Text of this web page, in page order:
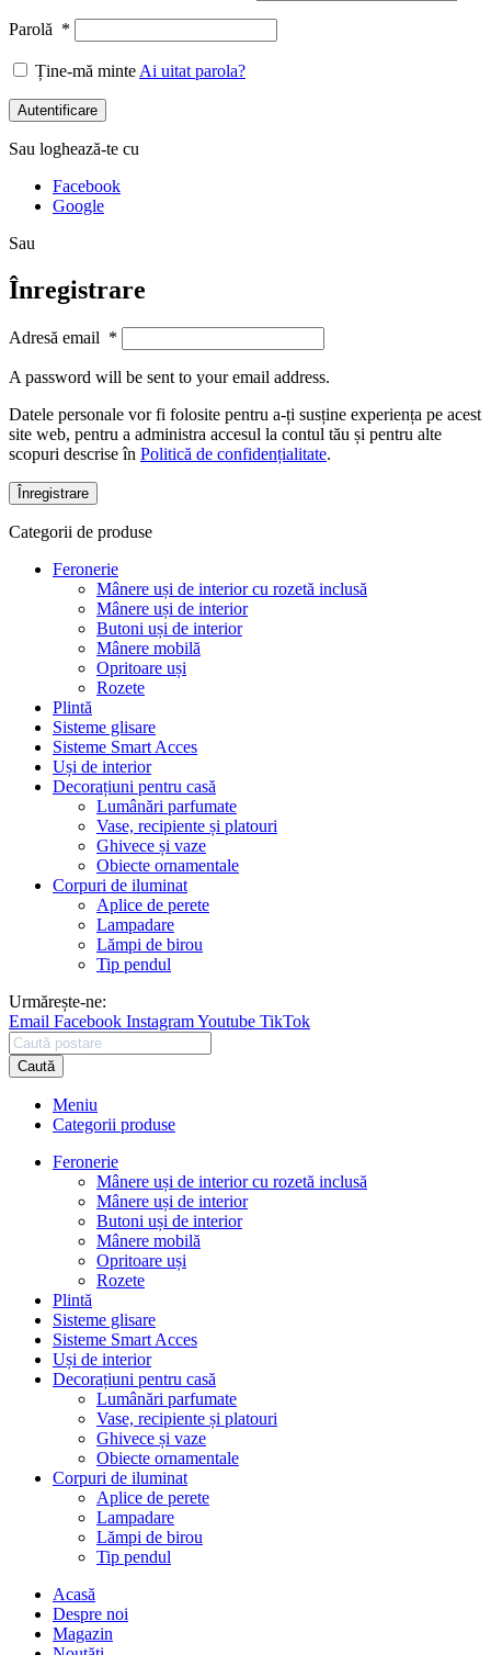
Parolă *
Ține-mă minte Ai uitat parola?
Autentificare
Sau loghează-te cu
Facebook
Google
Sau
Înregistrare
Adresă email *
A password will be sent to your email address.
Datele personale vor fi folosite pentru a-ți susține experiența pe acest
site web, pentru a administra accesul la contul tău și pentru alte
scopuri descrise în Politică de confidențialitate.
Înregistrare
Categorii de produse
Feronerie
Mânere uși de interior cu rozetă inclusă
Mânere uși de interior
Butoni uși de interior
Mânere mobilă
Opritoare uși
Rozete
Plintă
Sisteme glisare
Sisteme Smart Acces
Uși de interior
Decorațiuni pentru casă
Lumânări parfumate
Vase, recipiente și platouri
Ghivece și vaze
Obiecte ornamentale
Corpuri de iluminat
Aplice de perete
Lampadare
Lămpi de birou
Tip pendul
Urmărește-ne:
Email Facebook InstagramYoutube TikTok
Caută
Meniu
Categorii produse
Feronerie
Mânere uși de interior cu rozetă inclusă
Mânere uși de interior
Butoni uși de interior
Mânere mobilă
Opritoare uși
Rozete
Plintă
Sisteme glisare
Sisteme Smart Acces
Uși de interior
Decorațiuni pentru casă
Lumânări parfumate
Vase, recipiente și platouri
Ghivece și vaze
Obiecte ornamentale
Corpuri de iluminat
Aplice de perete
Lampadare
Lămpi de birou
Tip pendul
Acasă
Despre noi
Magazin